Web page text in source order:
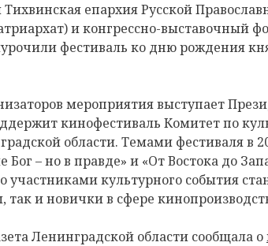
епархия Русской
и конгрессно-выставочный
фестиваль ко дню рождения
мероприятия выступает
кинофестиваль Комитет по
области. Темами фестиваля в
Бог – но в правде» и «От Востока до
участниками культурного события
так и новички в сфере
Ленинградской области сообщала о